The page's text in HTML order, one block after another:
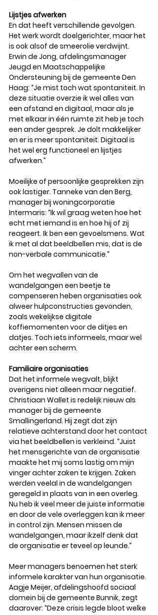
Lijstjes afwerken
En dat heeft verschillende gevolgen.
Het werk wordt doelgerichter, maar het
is ook alsof de smeerolie verdwijnt.
Erwin de Jong, afdelingsmanager
Jeugd en Maatschappelijke
Ondersteuning bij de gemeente Den
Haag: “Je mist toch wat spontaniteit. In
deze situatie overzie ik wel alles van
een afstand en digitaal, maar als je
met elkaar in één ruimte zit heb je toch
een ander gesprek. Je dolt makkelijker
en er is meer spontaniteit. Digitaal is
het wel erg functioneel en lijstjes
afwerken.”
Moeilijke of persoonlijke gesprekken zijn
ook lastiger. Tanneke van den Berg,
manager bij woningcorporatie
Intermaris: “Ik wil graag weten hoe het
echt met iemand is en hoe hij of zij
reageert. Ik ben een gevoelsmens. Wat
ik met al dat beeldbellen mis, dat is de
non-verbale communicatie.”
Om het wegvallen van de
wandelgangen een beetje te
compenseren heben organisaties ook
alweer hulpconstructies gevonden,
zoals wekelijkse digitale
koffiemomenten voor de ditjes en
datjes. Toch iets informeels, maar wel
achter een scherm.
Familiaire organisaties
Dat het informele wegvalt, blijkt
overigens niet alleen maar negatief.
Christiaan Wallet is redelijk nieuw als
manager bij de gemeente
Smallingerland. Hij zegt dat zijn
relatieve achterstand door het contact
via het beeldbellen is verkleind. “Juist
het mensgerichte van de organisatie
maakte het mij soms lastig om mijn
vinger achter zaken te krijgen. Zaken
werden veelal in de wandelgangen
geregeld in plaats van in een overleg.
Nu heb ik veel meer de juiste informatie
en door de vele overleggen kan ik meer
in control zijn. Mensen missen de
wandelgangen, maar ikzelf denk dat
de organisatie er teveel op leunde.”
Meer managers benoemen het sterk
informele karakter van hun organisatie.
Aagje Meijer, afdelingshoofd sociaal
domein bij de gemeente Bunnik, zegt
daarover: “Deze crisis legde bloot welke